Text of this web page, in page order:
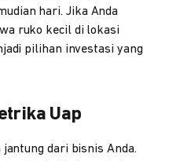
hari. Jika Anda
ruko kecil di lokasi
pilihan investasi yang
Uap
jantung dari bisnis Anda.